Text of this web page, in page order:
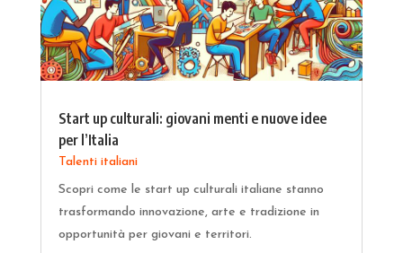
Start up culturali: giovani menti e nuove idee
per l’Italia
Talenti italiani
Scopri come le start up culturali italiane stanno
trasformando innovazione, arte e tradizione in
opportunità per giovani e territori.